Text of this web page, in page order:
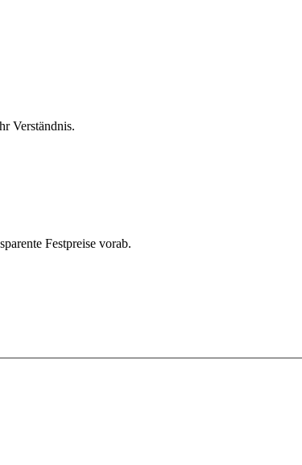
Verständnis.
Festpreise vorab.